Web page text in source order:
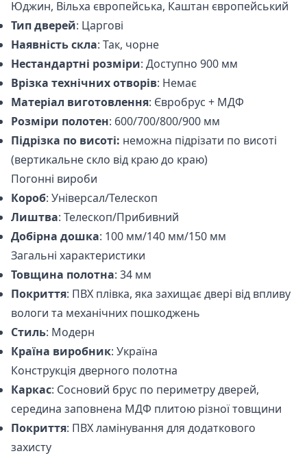
Юджин, Вільха європейська, Каштан європейський
Тип дверей: Царгові
Наявність скла: Так, чорне
Нестандартні розміри: Доступно 900 мм
Врізка технічних отворів: Немає
Матеріал виготовлення: Євробрус + МДФ
Розміри полотен: 600/700/800/900 мм
Підрізка по висоті: неможна підрізати по висоті
(вертикальне скло від краю до краю)
Погонні вироби
Короб: Універсал/Телескоп
Лиштва: Телескоп/Прибивний
Добірна дошка: 100 мм/140 мм/150 мм
Загальні характеристики
Товщина полотна: 34 мм
Покриття: ПВХ плівка, яка захищає двері від впливу
вологи та механічних пошкоджень
Стиль: Модерн
Країна виробник: Україна
Конструкція дверного полотна
Каркас: Сосновий брус по периметру дверей,
середина заповнена МДФ плитою різної товщини
Покриття: ПВХ ламінування для додаткового
захисту